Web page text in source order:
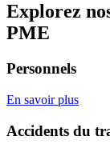
Explorez
PME
Personnels
En savoir plus
Accidents du